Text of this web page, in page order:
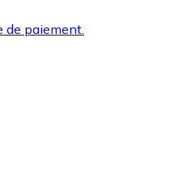
de paiement.